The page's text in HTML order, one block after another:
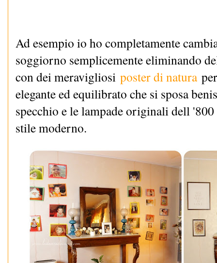
Ad esempio io ho completamente
soggiorno semplicemente eliminando
con dei meravigliosi poster di natura per
elegante ed equilibrato che si sposa
specchio e le lampade originali dell
stile moderno.